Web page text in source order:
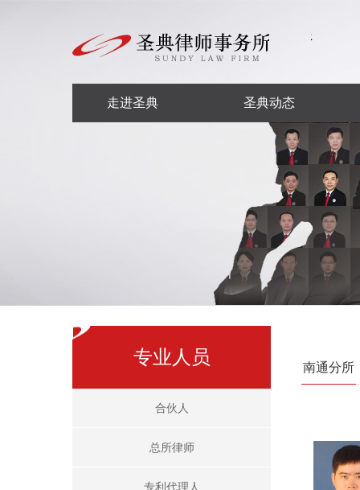
走进圣典 圣典动态
专业人员
合伙人
总所律师
专利代理人
南通分所